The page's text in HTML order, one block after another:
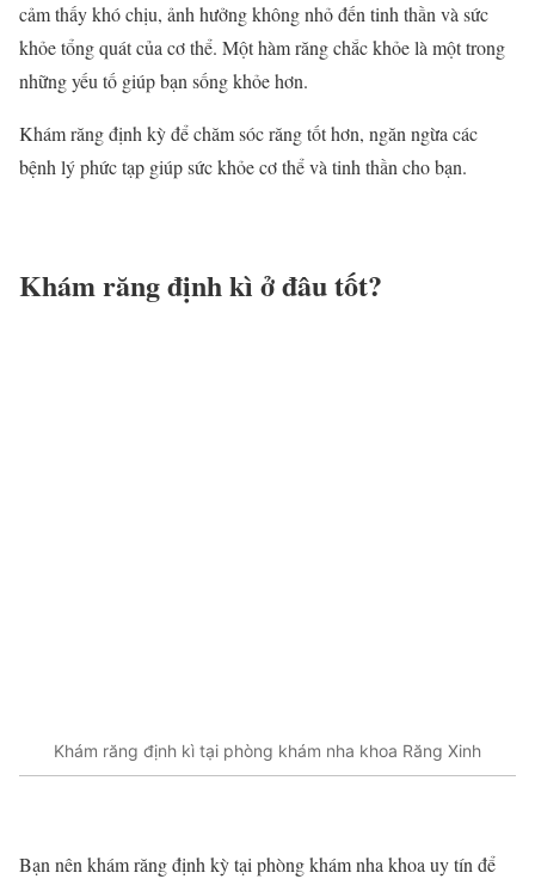
cảm thấy khó chịu, ảnh hưởng không nhỏ đến tinh thần và sức
khỏe tổng quát của cơ thể. Một hàm răng chắc khỏe là một trong
những yếu tố giúp bạn sống khỏe hơn.
Khám răng định kỳ để chăm sóc răng tốt hơn, ngăn ngừa các
bệnh lý phức tạp giúp sức khỏe cơ thể và tinh thần cho bạn.
Khám răng định kì ở đâu tốt?
Khám răng định kì tại phòng khám nha khoa Răng Xinh
Bạn nên khám răng định kỳ tại phòng khám nha khoa uy tín để